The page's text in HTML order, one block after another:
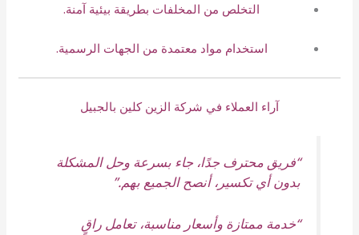
التخلص من المخلفات بطريقة بيئية آمنة.
استخدام مواد معتمدة من الجهات الرسمية.
آراء العملاء في شركة الزين كلين بالجبيل
“فريق محترف جدًا، جاء بسرعة وحل المشكلة
بدون أي تكسير، أنصح الجميع بهم.”
“خدمة ممتازة وأسعار مناسبة، تعامل راقٍ